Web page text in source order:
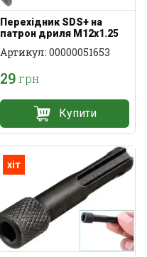
Перехідник SDS+ на
патрон дриля M12х1.25
Артикул: 00000051653
29грн
Купити
хіт